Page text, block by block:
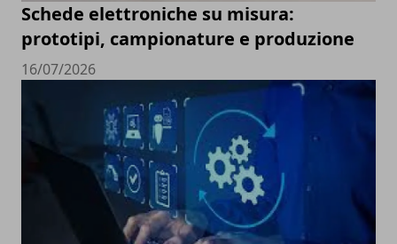
Schede elettroniche su misura:
prototipi, campionature e produzione
16/07/2026